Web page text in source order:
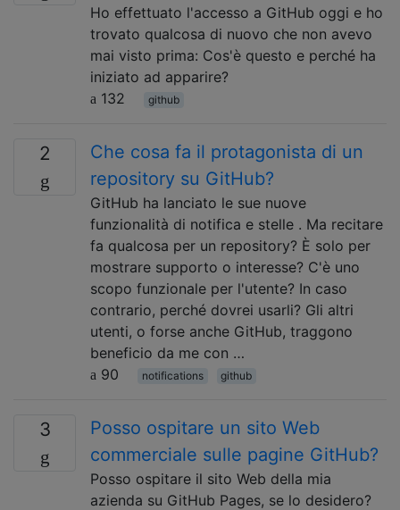
Ho effettuato l'accesso a GitHub oggi e ho
trovato qualcosa di nuovo che non avevo
mai visto prima: Cos'è questo e perché ha
iniziato ad apparire?
132
github
2
Che cosa fa il protagonista di un
repository su GitHub?
GitHub ha lanciato le sue nuove
funzionalità di notifica e stelle . Ma recitare
fa qualcosa per un repository? È solo per
mostrare supporto o interesse? C'è uno
scopo funzionale per l'utente? In caso
contrario, perché dovrei usarli? Gli altri
utenti, o forse anche GitHub, traggono
beneficio da me con …
90
notifications github
3
Posso ospitare un sito Web
commerciale sulle pagine GitHub?
Posso ospitare il sito Web della mia
azienda su GitHub Pages, se lo desidero?